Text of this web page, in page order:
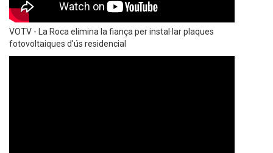
VOTV - La Roca elimina la fiança per instal·lar plaques
fotovoltaiques d'ús residencial